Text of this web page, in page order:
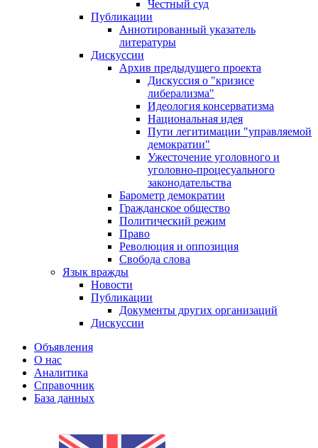
Честный суд
Публикации
Аннотированный указатель
литературы
Дискуссии
Архив предыдущего проекта
Дискуссия о "кризисе
либерализма"
Идеология консерватизма
Национальная идея
Пути легитимации "управляемой
демократии"
Ужесточение уголовного и
уголовно-процесуального
законодательства
Барометр демократии
Гражданское общество
Политический режим
Право
Революция и оппозиция
Свобода слова
Язык вражды
Новости
Публикации
Документы других организаций
Дискуссии
Объявления
О нас
Аналитика
Справочник
База данных